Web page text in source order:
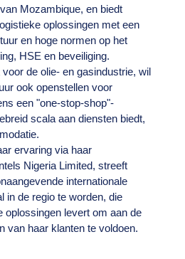
Mozambique, en biedt
oplossingen met een
en hoge normen op het
HSE en beveiliging.
de olie- en gasindustrie, wil
ook openstellen voor
een "one-stop-shop"-
scala aan diensten biedt,
ervaring via haar
Nigeria Limited, streeft
internationale
in de regio te worden, die
oplossingen levert om aan de
van haar klanten te voldoen.